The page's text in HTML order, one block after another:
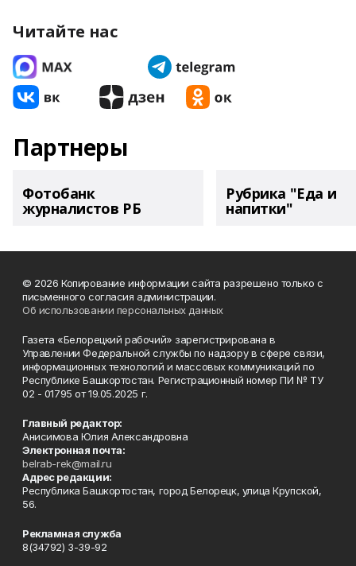
Читайте нас
Партнеры
Фотобанк
журналистов РБ
Рубрика "Еда и
напитки"
© 2026 Копирование информации сайта разрешено только с
письменного согласия администрации.
Об использовании персональных данных
Газета «Белорецкий рабочий» зарегистрирована в
Управлении Федеральной службы по надзору в сфере связи,
информационных технологий и массовых коммуникаций по
Республике Башкортостан. Регистрационный номер ПИ № ТУ
02 - 01795 от 19.05.2025 г.
Главный редактор:
Анисимова Юлия Александровна
Электронная почта:
belrab-rek@mail.ru
Адрес редакции:
Республика Башкортостан, город Белорецк, улица Крупской,
56.
Рекламная служба
8(34792) 3-39-92